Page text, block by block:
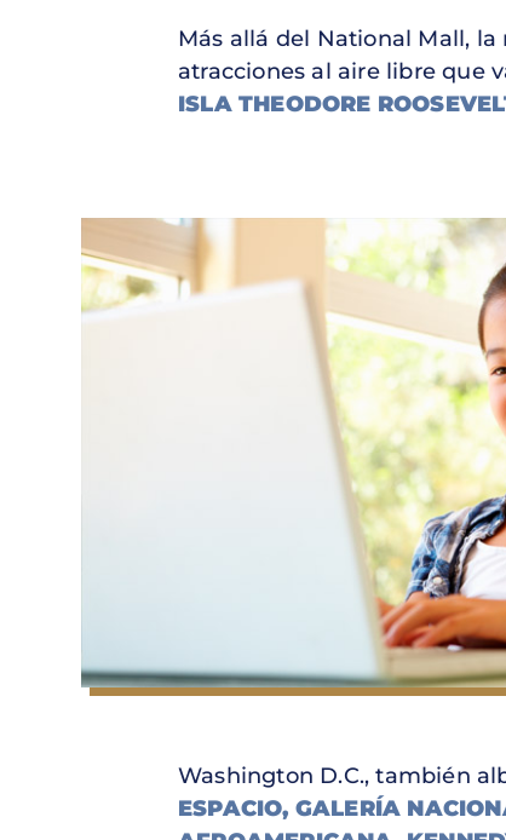
Más allá del National Mall,
atracciones al aire libre que
ISLA THEODORE
Washington D.C., también
ESPACIO, GALERÍA